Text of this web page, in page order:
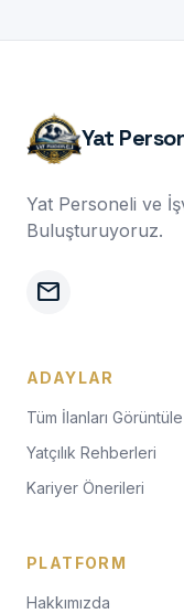
Yat
Yat Personeli ve
Buluşturuyoruz.
mail
ADAYLAR
Tüm İlanları Görüntüle
Yatçılık Rehberleri
Kariyer Önerileri
PLATFORM
Hakkımızda